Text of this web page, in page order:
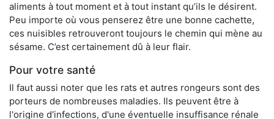
aliments à tout moment et à tout instant qu’ils le désirent.
Peu importe où vous penserez être une bonne cachette,
ces nuisibles retrouveront toujours le chemin qui mène au
sésame. C’est certainement dû à leur flair.
Pour votre santé
Il faut aussi noter que les rats et autres rongeurs sont des
porteurs de nombreuses maladies. Ils peuvent être à
l'origine d'infections, d'une éventuelle insuffisance rénale